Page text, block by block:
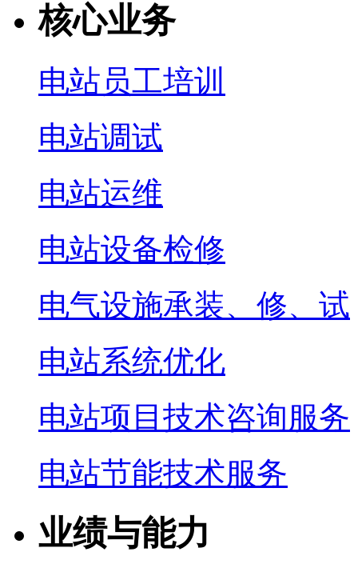
核心业务
电站员工培训
电站调试
电站运维
电站设备检修
电气设施承装、修、试
电站系统优化
电站项目技术咨询服务
电站节能技术服务
业绩与能力